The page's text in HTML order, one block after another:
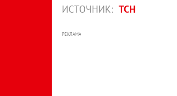
ИСТОЧНИК: ТСН
РЕКЛАМА